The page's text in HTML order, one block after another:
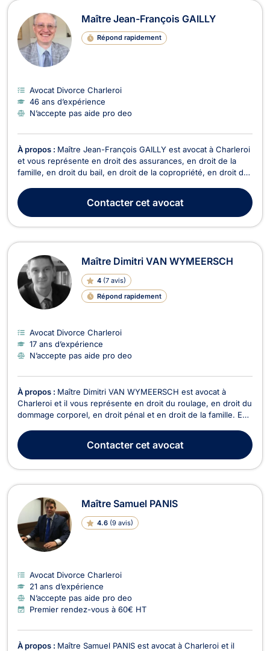
Maître Jean-François GAILLY
Répond rapidement
Avocat Divorce Charleroi
46 ans d’expérience
N’accepte pas aide pro deo
À propos : Maître Jean-François GAILLY est avocat à Charleroi
et vous représente en droit des assurances, en droit de la
famille, en droit du bail, en droit de la copropriété, en droit des
intervient en droit des assurances pour le règlement de vos
litiges en cas de sinistre,...
Contactercet avocat
Maître Dimitri VAN WYMEERSCH
4 (7 avis)
Répond rapidement
Avocat Divorce Charleroi
17 ans d’expérience
N’accepte pas aide pro deo
À propos : Maître Dimitri VAN WYMEERSCH est avocat à
Charleroi et il vous représente en droit du roulage, en droit du
dommage corporel, en droit pénal et en droit de la famille. En
mesure d'intervenir en cas d'excès de vitesse, de conduite en
état d'alcoolémie, de conduite sans pe...
Contactercet avocat
Maître Samuel PANIS
4.6 (9 avis)
Avocat Divorce Charleroi
21 ans d’expérience
N’accepte pas aide pro deo
Premier rendez-vous à 60€ HT
À propos : Maître Samuel PANIS est avocat à Charleroi et il